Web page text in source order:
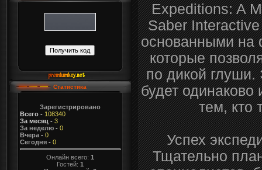
Статистика
Зарегистрировано
Всего- 108340
За месяц - 3
За неделю- 0
Вчера- 0
Сегодня- 0
Онлайн всего: 1
Гостей: 1
Expeditions: A
Saber
основанными на
которые
по дикой
будет
тем, кто
Успех
Тщательно